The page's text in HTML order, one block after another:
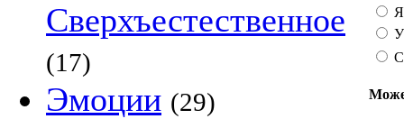
Сверхъестественное
(17)
Эмоции (29)
У